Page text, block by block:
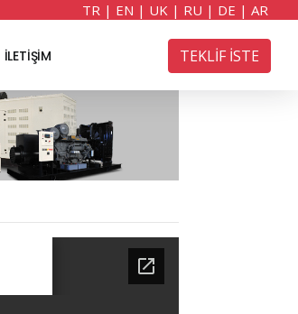
TR | EN | UK | RU | DE | AR
İLETİŞİM TEKLİF İSTE